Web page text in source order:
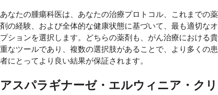
あなたの腫瘍科医は、あなたの治療プロトコル、これまでの薬
剤の経験、および全体的な健康状態に基づいて、最も適切なオ
プションを選択します。どちらの薬剤も、がん治療における貴
重なツールであり、複数の選択肢があることで、より多くの患
者にとってより良い結果が保証されます。
アスパラギナーゼ・エルウィニア・クリ